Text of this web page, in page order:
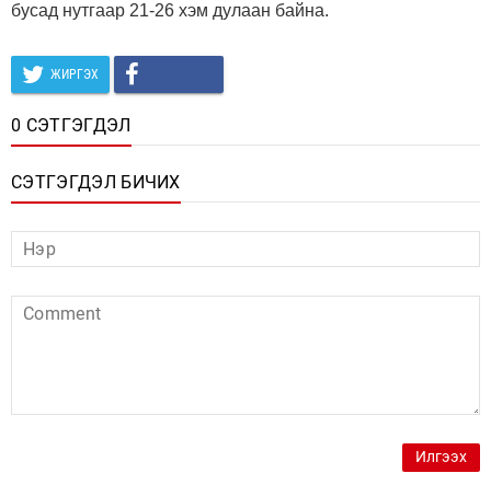
бусад нутгаар 21-26 хэм дулаан байна.
ЖИРГЭХ
0 СЭТГЭГДЭЛ
СЭТГЭГДЭЛ БИЧИХ
Илгээх